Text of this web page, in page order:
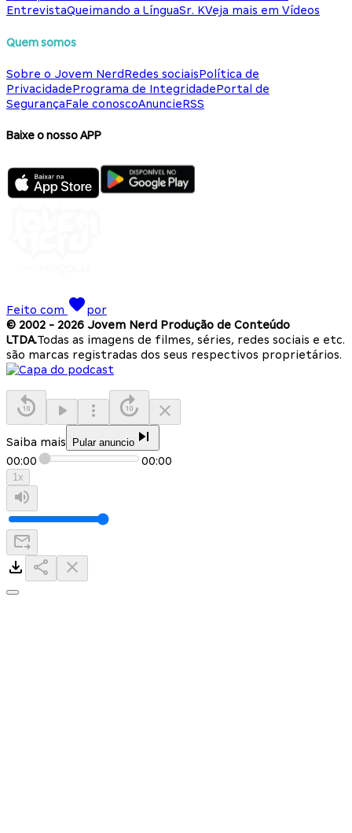
EntrevistaQueimando a LínguaSr. KVeja mais em Vídeos
Quem somos
Sobre o Jovem NerdRedes sociaisPolítica de
PrivacidadePrograma de IntegridadePortal de
SegurançaFale conoscoAnuncieRSS
Baixe o nosso APP
Feito com
por
© 2002 - 2026 Jovem Nerd Produção de Conteúdo
LTDA.Todas as imagens de filmes, séries, redes sociais e etc.
são marcas registradas dos seus respectivos proprietários.
Saiba mais Pular anuncio
00:00 00:00
1x